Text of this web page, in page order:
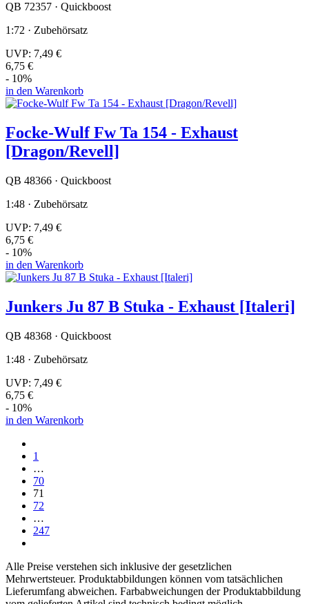
QB 72357 · Quickboost
1:72 · Zubehörsatz
UVP: 7,49 €
6,75 €
- 10%
in den Warenkorb
Focke-Wulf Fw Ta 154 - Exhaust
[Dragon/Revell]
QB 48366 · Quickboost
1:48 · Zubehörsatz
UVP: 7,49 €
6,75 €
- 10%
in den Warenkorb
Junkers Ju 87 B Stuka - Exhaust [Italeri]
QB 48368 · Quickboost
1:48 · Zubehörsatz
UVP: 7,49 €
6,75 €
- 10%
in den Warenkorb
1
…
70
71
72
…
247
Alle Preise verstehen sich inklusive der gesetzlichen
Mehrwertsteuer. Produktabbildungen können vom tatsächlichen
Lieferumfang abweichen. Farbabweichungen der Produktabbildung